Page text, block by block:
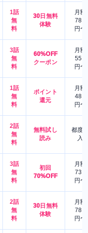
1話
無
料
30日無料
体験
月額
780
円〜
3話
無
料
60%OFF
クーポン
月額
550
円〜
1話
無
料
ポイント
還元
月額
480
円〜
2話
無
料
無料試し
読み
都度
入
3話
無
料
初回
70%OFF
月額
730
円〜
2話
無
料
30日無料
体験
月額
780
円〜